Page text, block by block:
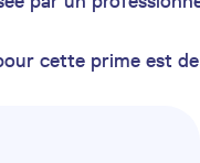
cette prime est de